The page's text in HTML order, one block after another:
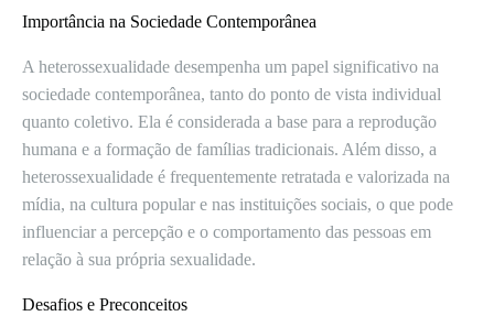
Importância na Sociedade Contemporânea
A heterossexualidade desempenha um papel significativo na
sociedade contemporânea, tanto do ponto de vista individual
quanto coletivo. Ela é considerada a base para a reprodução
humana e a formação de famílias tradicionais. Além disso, a
heterossexualidade é frequentemente retratada e valorizada na
mídia, na cultura popular e nas instituições sociais, o que pode
influenciar a percepção e o comportamento das pessoas em
relação à sua própria sexualidade.
Desafios e Preconceitos